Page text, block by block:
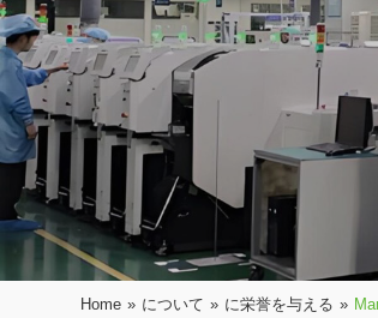
Home » について » に栄誉を与える »